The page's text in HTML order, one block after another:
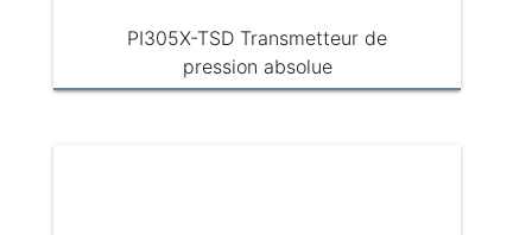
PI305X-TSD Transmetteur de
pression absolue